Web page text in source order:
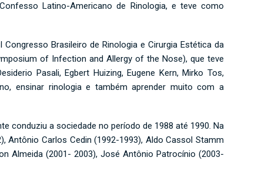
Latino-Americano de Rinologia, e teve como
Brasileiro de Rinologia e Cirurgia Estética da
of Infection and Allergy of the Nose), que teve
Pasali, Egbert Huizing, Eugene Kern, Mirko Tos,
ensinar rinologia e também aprender muito com a
conduziu a sociedade no período de 1988 até 1990. Na
Antônio Carlos Cedin (1992-1993), Aldo Cassol Stamm
Almeida (2001- 2003), José Antônio Patrocínio (2003-